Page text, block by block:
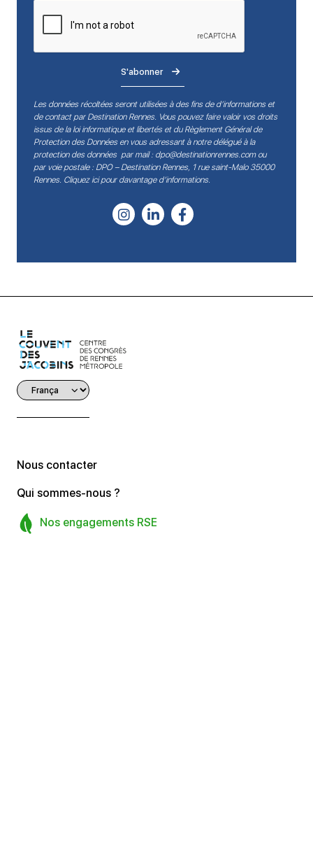
S'abonner
Les données récoltées seront utilisées à des fins de d’informations et
de contact par Destination Rennes. Vous pouvez faire valoir vos droits
issus de la loi informatique et libertés et du Règlement Général de
Protection des Données en vous adressant à notre délégué à la
protection des données par mail : dpo@destinationrennes.comou
par voie postale : DPO – Destination Rennes, 1 rue saint-Malo 35000
Rennes. Cliquez ici pour davantage d’informations.
Nous contacter
Qui sommes-nous ?
Nos engagements RSE